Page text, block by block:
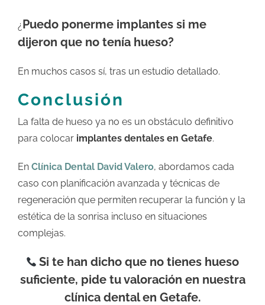
¿ Puedo ponerme implantes si me
dijeron que no tenía hueso?
En muchos casos sí, tras un estudio detallado.
Conclusión
La falta de hueso ya no es un obstáculo definitivo
para colocar implantes dentales en Getafe.
En Clínica Dental David Valero, abordamos cada
caso con planificación avanzada y técnicas de
regeneración que permiten recuperar la función y la
estética de la sonrisa incluso en situaciones
complejas.
Si te han dicho que no tienes hueso
suficiente, pide tu valoración en nuestra
clínica dental en Getafe.